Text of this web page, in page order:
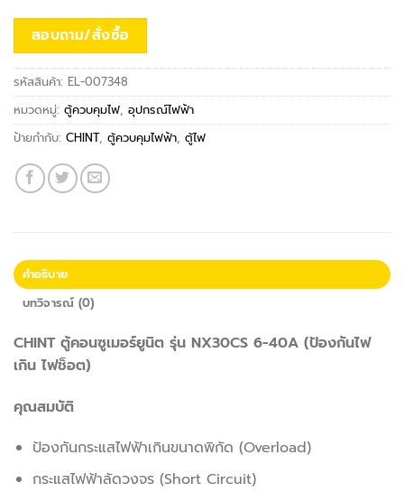
สอบถาม/สั่งซื้อ
รหัสสินค้า: EL-007348
หมวดหมู่: ตู้ควบคุมไฟ, อุปกรณ์ไฟฟ้า
ป้ายกำกับ: CHINT, ตู้ควบคุมไฟฟ้า, ตู้ไฟ
คำอธิบาย
บทวิจารณ์ (0)
CHINT ตู้คอนซูเมอร์ยูนิต รุ่น NX30CS 6-40A (ป้องกันไฟ
เกิน ไฟช็อต)
คุณสมบัติ
ป้องกันกระแสไฟฟ้าเกินขนาดพิกัด (Overload)
กระแสไฟฟ้าลัดวงจร (Short Circuit)